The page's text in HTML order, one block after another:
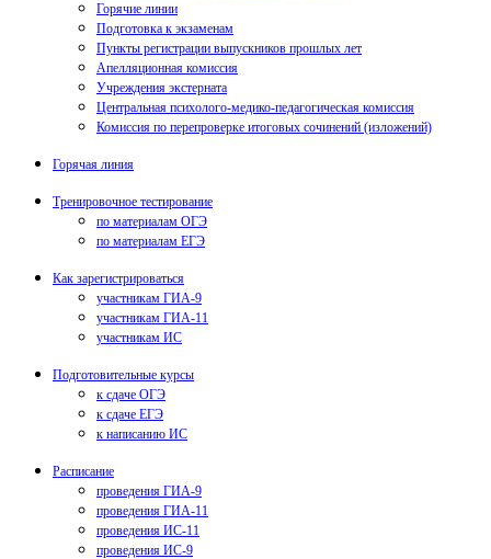
Горячие линии
Подготовка к экзаменам
Пункты регистрации выпускников прошлых лет
Апелляционная комиссия
Учреждения экстерната
Центральная психолого-медико-педагогическая комиссия
Комиссия по перепроверке итоговых сочинений (изложений)
Горячая линия
Тренировочное тестирование
по материалам ОГЭ
по материалам ЕГЭ
Как зарегистрироваться
участникам ГИА-9
участникам ГИА-11
участникам ИС
Подготовительные курсы
к сдаче ОГЭ
к сдаче ЕГЭ
к написанию ИС
Расписание
проведения ГИА-9
проведения ГИА-11
проведения ИС-11
проведения ИС-9